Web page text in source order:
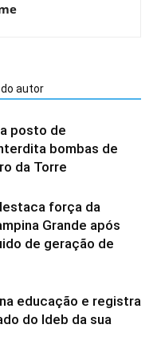
autor
posto de
bombas de
da Torre
força da
Grande após
de geração de
educação e registra
do Ideb da sua